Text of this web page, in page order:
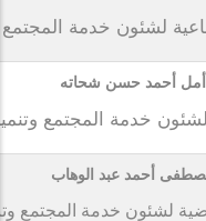
لشئون خدمة المجتمع
أمل أحمد حسن شحاته
خدمة المجتمع
أحمد عبد الوهاب
لشئون خدمة المجتمع